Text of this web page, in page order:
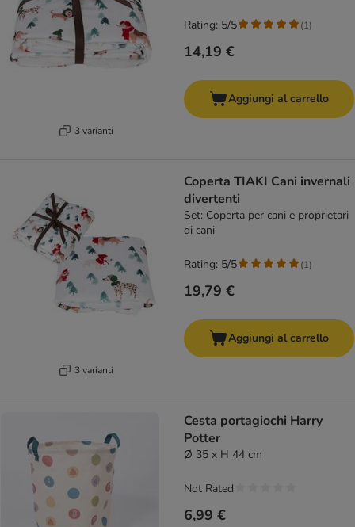
3 varianti
14,19 €
Rating: 5/5 (1)
Aggiungi al carrello
3 varianti
Coperta TIAKI Cani invernali
divertenti
Set: Coperta per cani e proprietari
di cani
19,79 €
Rating: 5/5 (1)
Aggiungi al carrello
Cesta portagiochi Harry
Potter
Ø 35 x H 44 cm
6,99 €
Not Rated